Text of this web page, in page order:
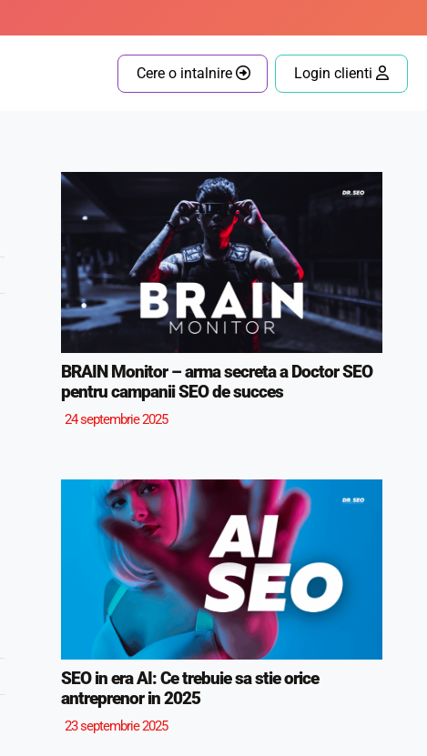
Cere o intalnire Login clienti
BRAIN Monitor – arma secreta a Doctor SEO
pentru campanii SEO de succes
24 septembrie 2025
SEO in era AI: Ce trebuie sa stie orice
antreprenor in 2025
23 septembrie 2025